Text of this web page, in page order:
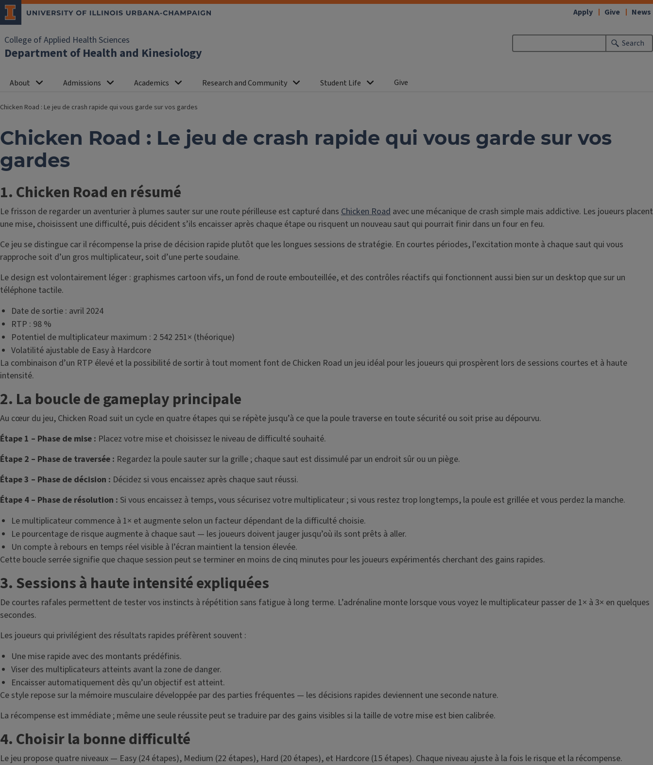
College of Applied Health Sciences
Department of Health and Kinesiology
Search
About Admissions Academics Research and Community Student Life Give
Apply Give News
Chicken Road : Le jeu de crash rapide qui vous garde sur vos gardes
Chicken Road : Le jeu de crash rapide qui vous garde sur vos
gardes
1. Chicken Road en résumé
Le frisson de regarder un aventurier à plumes sauter sur une route périlleuse est capturé dans Chicken Road avec une mécanique de crash simple mais addictive. Les joueurs placent
une mise, choisissent une difficulté, puis décident s’ils encaisser après chaque étape ou risquent un nouveau saut qui pourrait finir dans un four en feu.
Ce jeu se distingue car il récompense la prise de décision rapide plutôt que les longues sessions de stratégie. En courtes périodes, l’excitation monte à chaque saut qui vous
rapproche soit d’un gros multiplicateur, soit d’une perte soudaine.
Le design est volontairement léger : graphismes cartoon vifs, un fond de route embouteillée, et des contrôles réactifs qui fonctionnent aussi bien sur un desktop que sur un
téléphone tactile.
Date de sortie : avril 2024
RTP : 98 %
Potentiel de multiplicateur maximum : 2 542 251× (théorique)
Volatilité ajustable de Easy à Hardcore
La combinaison d’un RTP élevé et la possibilité de sortir à tout moment font de Chicken Road un jeu idéal pour les joueurs qui prospèrent lors de sessions courtes et à haute
intensité.
2. La boucle de gameplay principale
Au cœur du jeu, Chicken Road suit un cycle en quatre étapes qui se répète jusqu’à ce que la poule traverse en toute sécurité ou soit prise au dépourvu.
Étape 1 – Phase de mise : Placez votre mise et choisissez le niveau de difficulté souhaité.
Étape 2 – Phase de traversée : Regardez la poule sauter sur la grille ; chaque saut est dissimulé par un endroit sûr ou un piège.
Étape 3 – Phase de décision : Décidez si vous encaissez après chaque saut réussi.
Étape 4 – Phase de résolution : Si vous encaissez à temps, vous sécurisez votre multiplicateur ; si vous restez trop longtemps, la poule est grillée et vous perdez la manche.
Le multiplicateur commence à 1× et augmente selon un facteur dépendant de la difficulté choisie.
Le pourcentage de risque augmente à chaque saut — les joueurs doivent jauger jusqu’où ils sont prêts à aller.
Un compte à rebours en temps réel visible à l’écran maintient la tension élevée.
Cette boucle serrée signifie que chaque session peut se terminer en moins de cinq minutes pour les joueurs expérimentés cherchant des gains rapides.
3. Sessions à haute intensité expliquées
De courtes rafales permettent de tester vos instincts à répétition sans fatigue à long terme. L’adrénaline monte lorsque vous voyez le multiplicateur passer de 1× à 3× en quelques
secondes.
Les joueurs qui privilégient des résultats rapides préfèrent souvent :
Une mise rapide avec des montants prédéfinis.
Viser des multiplicateurs atteints avant la zone de danger.
Encaisser automatiquement dès qu’un objectif est atteint.
Ce style repose sur la mémoire musculaire développée par des parties fréquentes — les décisions rapides deviennent une seconde nature.
La récompense est immédiate ; même une seule réussite peut se traduire par des gains visibles si la taille de votre mise est bien calibrée.
4. Choisir la bonne difficulté
Le jeu propose quatre niveaux — Easy (24 étapes), Medium (22 étapes), Hard (20 étapes), et Hardcore (15 étapes). Chaque niveau ajuste à la fois le risque et la récompense.